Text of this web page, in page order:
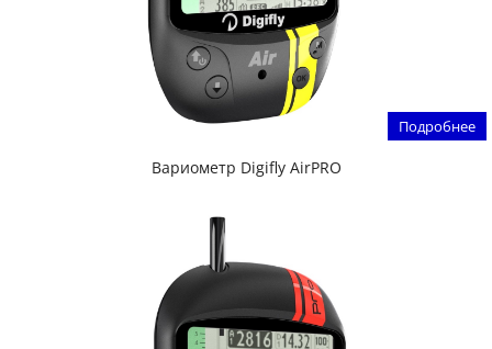
Подробнее
Вариометр Digifly AirPRO